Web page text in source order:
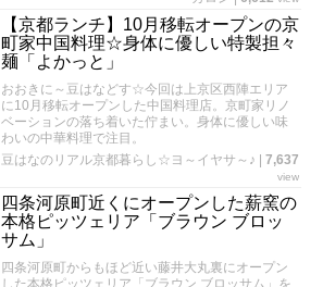
【京都ランチ】10月移転オープンの京
町家中国料理☆身体に優しい特製担々
麺「よかっと」
おおきに～豆はなどす☆今回は上京区西陣エリア
に10月移転オープンした中国料理店。京町家リノ
ベーションの落ち着いた佇まい。身体に優しい味
わいの中華料理で注目。
豆はなのリアル京都暮らし☆ヨ～イヤサ～♪
7,637
view
四条河原町近くにオープンした薪窯の
本格ピッツェリア「ブラウン ブロッ
サム」
四条河原町からもほど近い藤井大丸裏にオープン
した本格ピッツェリア「ブラウン ブロッサム」を